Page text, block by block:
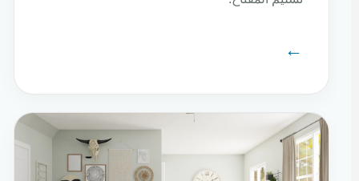
←